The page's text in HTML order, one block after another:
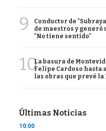
9
Conductor de
de maestros y generó
"No tiene sentido"
10La basura de
Felipe Cardoso hasta
las obras que prevé la
Últimas Noticias
10:00